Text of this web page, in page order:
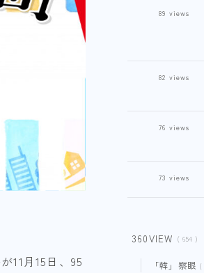
11月15日、95
89 views
82 views
76 views
73 views
360VIEW 654
「韓」察眼